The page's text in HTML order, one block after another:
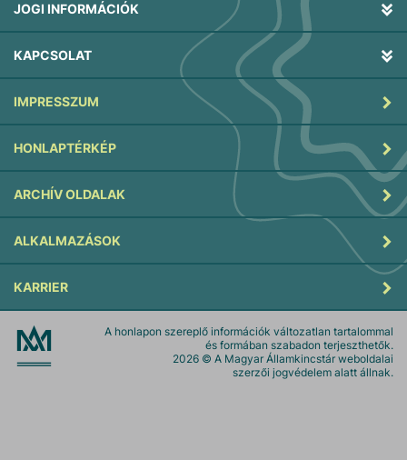
JOGI INFORMÁCIÓK
KAPCSOLAT
IMPRESSZUM
HONLAPTÉRKÉP
ARCHÍV OLDALAK
ALKALMAZÁSOK
KARRIER
A honlapon szereplő információk változatlan tartalommal
és formában szabadon terjeszthetők.
2026 © A Magyar Államkincstár weboldalai
szerzői jogvédelem alatt állnak.